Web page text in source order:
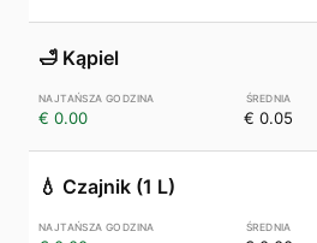
🛁 Kąpiel
€ 0.00 € 0.05
💧 Czajnik (1 L)